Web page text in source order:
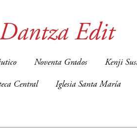
Dantza Edit
Noventa Grados Kenji
Central Iglesia Santa María